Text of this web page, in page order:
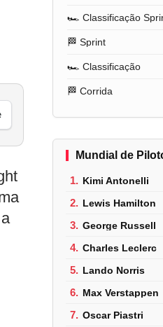
🏎️ Classificação
🏁 Sprint
🏎️ Classificação
🏁 Corrida
Mundial de
1. Kimi Antonelli
2. Lewis Hamilton
3. George Russell
4. Charles Leclerc
5. Lando Norris
6. Max Verstappen
7. Oscar Piastri